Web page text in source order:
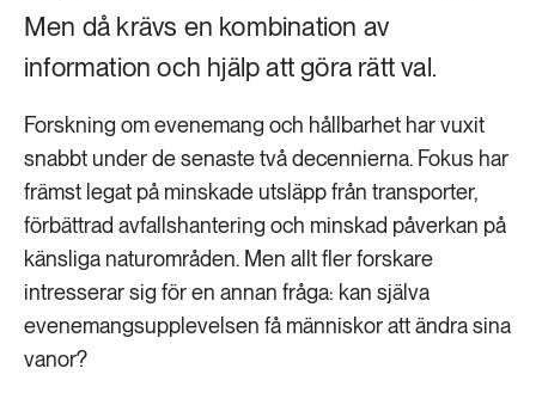
Men då krävs en kombination av
information och hjälp att göra rätt val.
Forskning om evenemang och hållbarhet har vuxit
snabbt under de senaste två decennierna. Fokus har
främst legat på minskade utsläpp från transporter,
förbättrad avfallshantering och minskad påverkan på
känsliga naturområden. Men allt fler forskare
intresserar sig för en annan fråga: kan själva
evenemangsupplevelsen få människor att ändra sina
vanor?